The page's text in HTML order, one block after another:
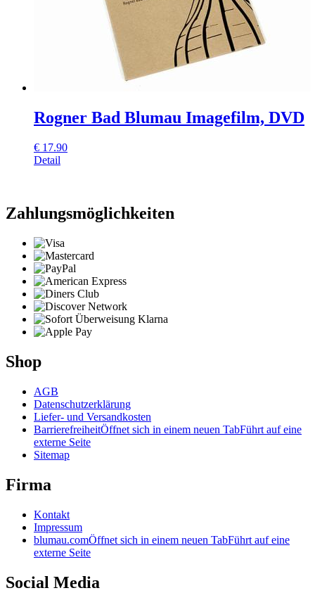
Rogner Bad Blumau Imagefilm, DVD
€ 17.90
Detail
Zahlungsmöglichkeiten
Shop
AGB
Datenschutzerklärung
Liefer- und Versandkosten
BarrierefreiheitÖffnet sich in einem neuen TabFührt auf eine
externe Seite
Sitemap
Firma
Kontakt
Impressum
blumau.comÖffnet sich in einem neuen TabFührt auf eine
externe Seite
Social Media